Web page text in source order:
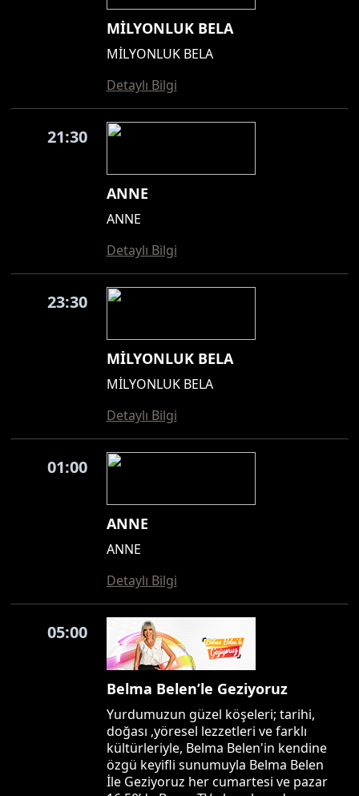
MİLYONLUK BELA
MİLYONLUK BELA
Detaylı Bilgi
21:30
ANNE
ANNE
Detaylı Bilgi
23:30
MİLYONLUK BELA
MİLYONLUK BELA
Detaylı Bilgi
01:00
ANNE
ANNE
Detaylı Bilgi
05:00
Belma Belen’le Geziyoruz
Yurdumuzun güzel köşeleri; tarihi,
doğası ,yöresel lezzetleri ve farklı
kültürleriyle, Belma Belen'in kendine
özgü keyifli sunumuyla Belma Belen
İle Geziyoruz her cumartesi ve pazar